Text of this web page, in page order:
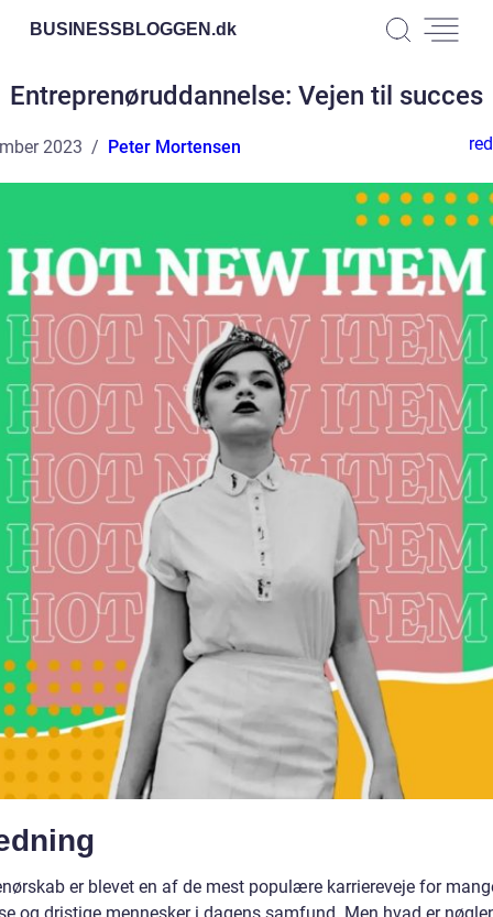
BUSINESSBLOGGEN.dk
Entreprenøruddannelse: Vejen til succes
2023 Peter Mortensen
er blevet en af de mest populære karriereveje for